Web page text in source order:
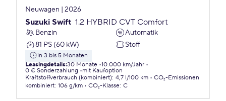
Neuwagen | 2026
Suzuki Swift 1.2 HYBRID CVT Comfort
Benzin
Automatik
81 PS (60 kW)
Stoff
in 3 bis 5 Monaten
Leasingdetails:30 Monate 10.000 km/Jahr
0 € Sonderzahlung
mit Kaufoption
Kraftstoffverbrauch (kombiniert): 4,7 l/100 km
CO₂-Emissionen
kombiniert: 106 g/km CO₂-Klasse: C